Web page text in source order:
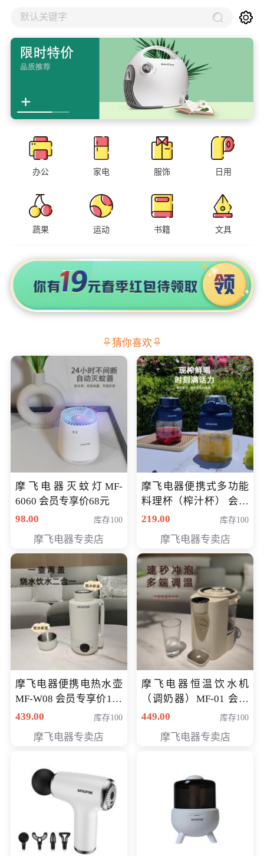
默认关键字
办公 家电 服饰 日用
蔬果 运动 书籍 文具
猜你喜欢
摩飞电器灭蚊灯MF-
6060 会员专享价68元
98.00
库存100
摩飞电器专卖店
摩飞电器便携式多功能
料理杯（榨汁杯） 会员
专享价118元
219.00 库存100
摩飞电器专卖店
摩飞电器便携电热水壶
MF-W08 会员专享价198
元
439.00 库存100
摩飞电器专卖店
摩飞电器恒温饮水机
（调奶器）MF-01 会员
专享价366元
449.00 库存100
摩飞电器专卖店